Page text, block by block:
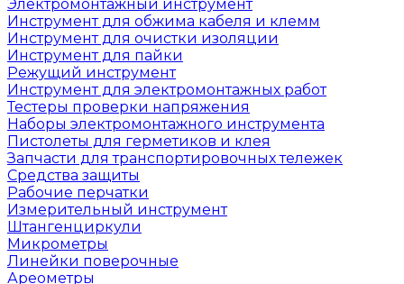
Электромонтажный инструмент
Инструмент для обжима кабеля и клемм
Инструмент для очистки изоляции
Инструмент для пайки
Режущий инструмент
Инструмент для электромонтажных работ
Тестеры проверки напряжения
Наборы электромонтажного инструмента
Пистолеты для герметиков и клея
Запчасти для транспортировочных тележек
Средства защиты
Рабочие перчатки
Измерительный инструмент
Штангенциркули
Микрометры
Линейки поверочные
Ареометры